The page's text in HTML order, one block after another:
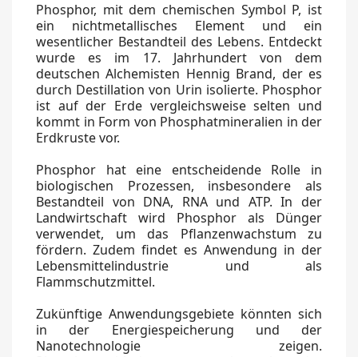
Phosphor, mit dem chemischen Symbol P, ist
ein nichtmetallisches Element und ein
wesentlicher Bestandteil des Lebens. Entdeckt
wurde es im 17. Jahrhundert von dem
deutschen Alchemisten Hennig Brand, der es
durch Destillation von Urin isolierte. Phosphor
ist auf der Erde vergleichsweise selten und
kommt in Form von Phosphatmineralien in der
Erdkruste vor.
Phosphor hat eine entscheidende Rolle in
biologischen Prozessen, insbesondere als
Bestandteil von DNA, RNA und ATP. In der
Landwirtschaft wird Phosphor als Dünger
verwendet, um das Pflanzenwachstum zu
fördern. Zudem findet es Anwendung in der
Lebensmittelindustrie und als
Flammschutzmittel.
Zukünftige Anwendungsgebiete könnten sich
in der Energiespeicherung und der
Nanotechnologie zeigen.